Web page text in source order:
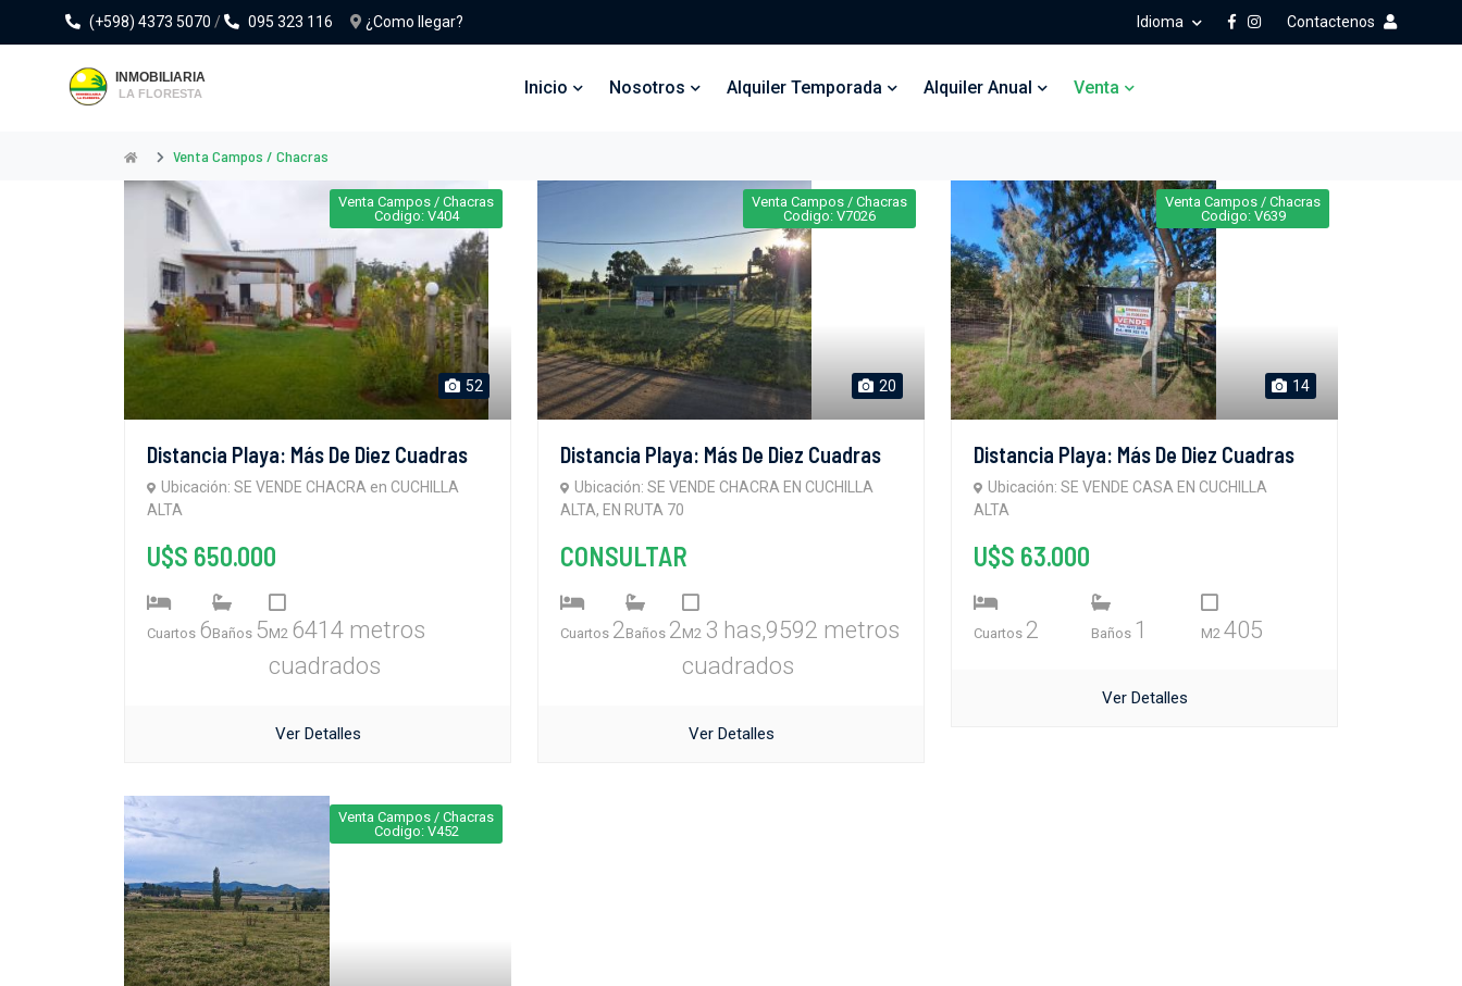
(+598) 4373 5070 / 095 323 116 ¿Como llegar? Idioma Contactenos
Inicio Nosotros Alquiler Temporada Alquiler Anual Venta
Venta Campos / Chacras
Venta Campos / Chacras
Codigo: V404
52
Distancia Playa: Más De Diez Cuadras
Ubicación: SE VENDE CHACRA en CUCHILLA
ALTA
U$S 650.000
Cuartos 6Baños 5M2 6414 metros
cuadrados
Ver Detalles
Venta Campos / Chacras
Codigo: V7026
20
Distancia Playa: Más De Diez Cuadras
Ubicación: SE VENDE CHACRA EN CUCHILLA
ALTA, EN RUTA 70
CONSULTAR
Cuartos 2Baños 2M2 3 has,9592 metros
cuadrados
Ver Detalles
Venta Campos / Chacras
Codigo: V639
14
Distancia Playa: Más De Diez Cuadras
Ubicación: SE VENDE CASA EN CUCHILLA
ALTA
U$S 63.000
Cuartos 2 Baños 1 M2 405
Ver Detalles
Venta Campos / Chacras
Codigo: V452